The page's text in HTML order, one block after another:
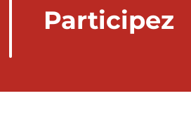
Participez